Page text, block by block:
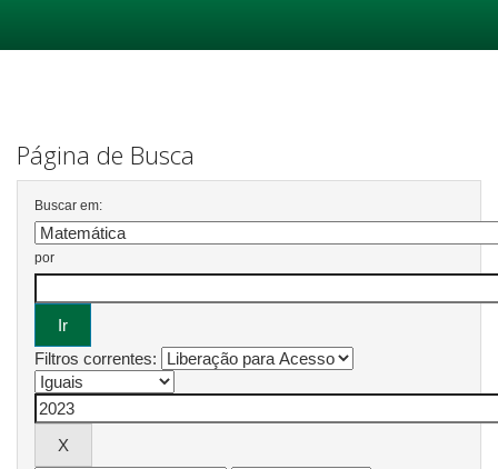
Página de Busca
Buscar em:
por
Filtros correntes: